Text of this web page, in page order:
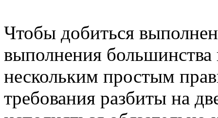
Чтобы добиться
выполнения большинства
нескольким простым
требования разбиты на